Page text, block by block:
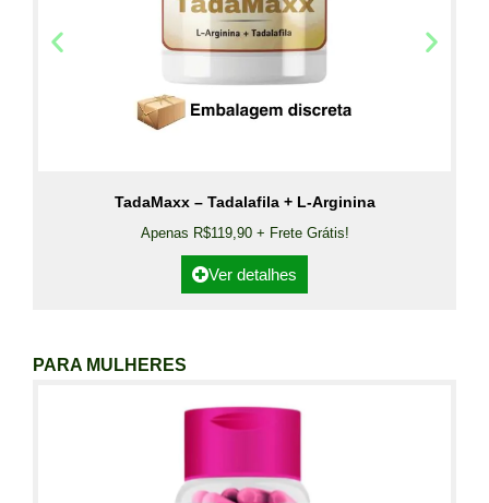
TadaMaxx – Tadalafila + L-Arginina
Apenas R$119,90 + Frete Grátis!
Ver detalhes
PARA MULHERES